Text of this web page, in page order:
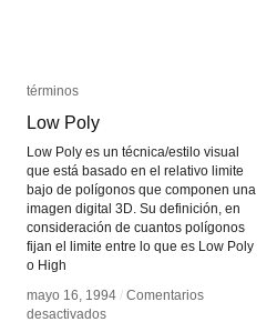
términos
Low Poly
Low Poly es un técnica/estilo visual
que está basado en el relativo limite
bajo de polígonos que componen una
imagen digital 3D. Su definición, en
consideración de cuantos polígonos
fijan el limite entre lo que es Low Poly
o High
mayo 16, 1994 / Comentarios
desactivadosen
términos
Low Poly
mayo 16, 1994 / Comentarios
desactivadosen